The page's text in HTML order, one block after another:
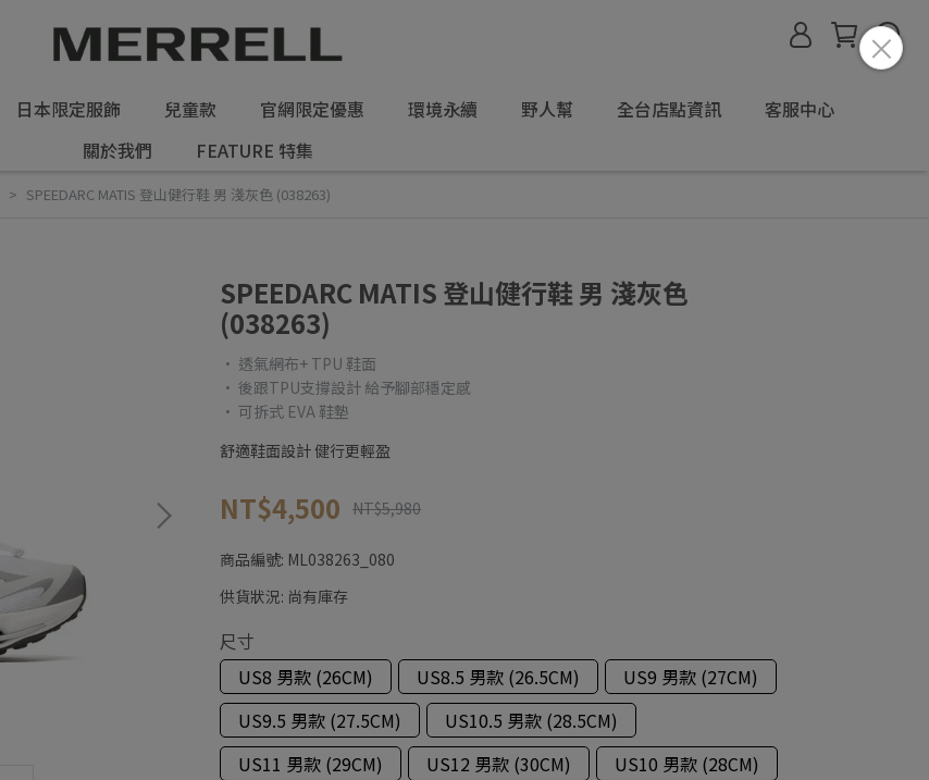
日本限定服飾 兒童款 官網限定優惠 環境永續 野人幫 全台店點資訊
客服中心
關於我們
FEATURE 特集
SPEEDARC MATIS 登山健行鞋 男 淺灰色 (038263)
SPEEDARC MATIS 登山健行鞋 男 淺灰色
(038263)
• 透氣網布+ TPU 鞋面
• 後跟TPU支撐設計 給予腳部穩定感
• 可拆式 EVA 鞋墊
舒適鞋面設計 健行更輕盈
NT$4,500 NT$5,980
商品編號: ML038263_080
供貨狀況: 尚有庫存
尺寸
US8 男款 (26CM)
US8.5 男款 (26.5CM)
US9 男款 (27CM)
US9.5 男款 (27.5CM)
US10.5 男款 (28.5CM)
US11 男款 (29CM)
US12 男款 (30CM) US10 男款 (28CM)